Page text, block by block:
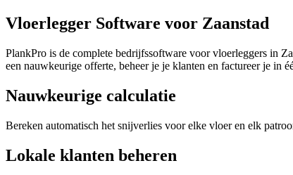
Vloerlegger Software voor Zaanstad
PlankPro is de complete bedrijfssoftware voor vloerleggers in
een nauwkeurige offerte, beheer je je klanten en factureer je in
Nauwkeurige calculatie
Bereken automatisch het snijverlies voor elke vloer en elk
Lokale klanten beheren